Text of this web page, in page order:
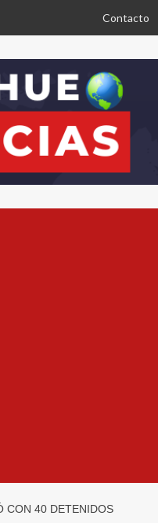
Contacto
CON 40 DETENIDOS